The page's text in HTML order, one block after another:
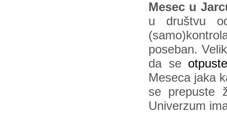
Mesec u
u društvu
poseban.
da se
Meseca jaka
se prepuste
Univerzum